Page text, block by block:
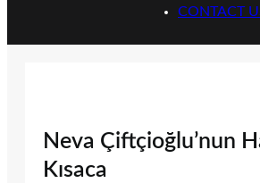
CONTACT
Neva Çiftçioğlu’nun
Kısaca